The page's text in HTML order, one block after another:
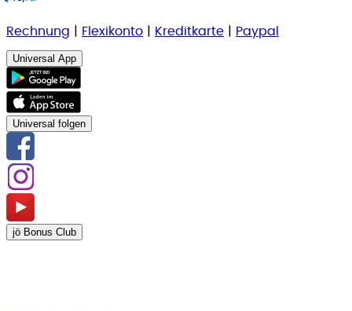
Rechnung Flexikonto Kreditkarte Paypal
Universal App
Universal folgen
jö Bonus Club